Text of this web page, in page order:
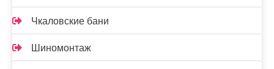
Чкаловские бани
Шиномонтаж